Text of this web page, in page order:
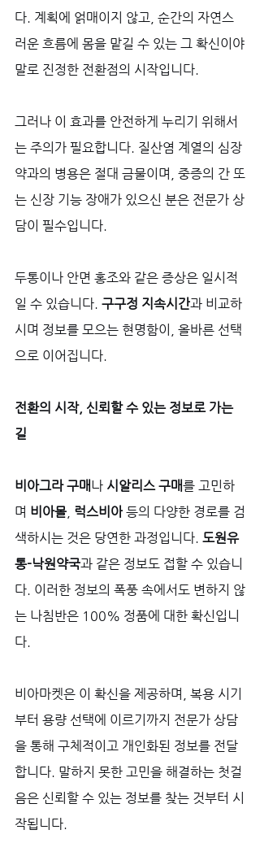
다. 계획에 얽매이지 않고, 순간의 자연스
러운 흐름에 몸을 맡길 수 있는 그 확신이야
말로 진정한 전환점의 시작입니다.
그러나 이 효과를 안전하게 누리기 위해서
는 주의가 필요합니다. 질산염 계열의 심장
약과의 병용은 절대 금물이며, 중증의 간 또
는 신장 기능 장애가 있으신 분은 전문가 상
담이 필수입니다.
두통이나 안면 홍조와 같은 증상은 일시적
일 수 있습니다. 구구정 지속시간과 비교하
시며 정보를 모으는 현명함이, 올바른 선택
으로 이어집니다.
전환의 시작, 신뢰할 수 있는 정보로 가는
길
비아그라 구매나 시알리스 구매를 고민하
며 비아몰 럭스비아 등의 다양한 경로를 검
색하시는 것은 당연한 과정입니다. 도원유
통-낙원약국과 같은 정보도 접할 수 있습니
다. 이러한 정보의 폭풍 속에서도 변하지 않
는 나침반은 100% 정품에 대한 확신입니
다.
비아마켓은 이 확신을 제공하며, 복용 시기
부터 용량 선택에 이르기까지 전문가 상담
을 통해 구체적이고 개인화된 정보를 전달
합니다. 말하지 못한 고민을 해결하는 첫걸
음은 신뢰할 수 있는 정보를 찾는 것부터 시
작됩니다.